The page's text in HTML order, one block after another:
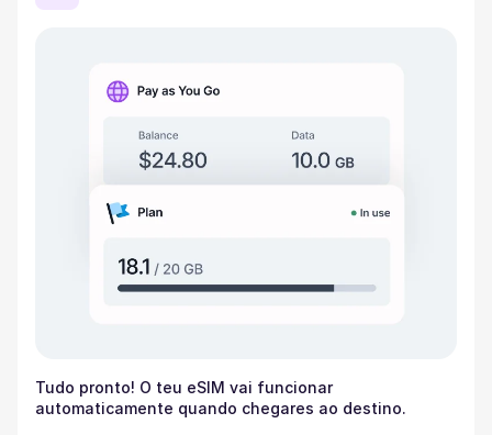
Tudo pronto! O teu eSIM vai funcionar
automaticamente quando chegares ao destino.